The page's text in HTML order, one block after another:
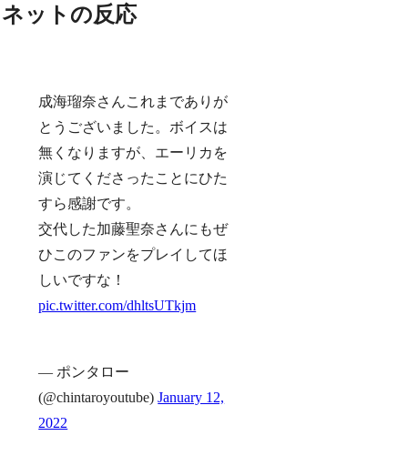
ネットの反応
成海瑠奈さんこれまでありが
とうございました。ボイスは
無くなりますが、エーリカを
演じてくださったことにひた
すら感謝です。
交代した加藤聖奈さんにもぜ
ひこのファンをプレイしてほ
しいですな！
pic.twitter.com/dhltsUTkjm
— ポンタロー
(@chintaroyoutube)January 12,
2022